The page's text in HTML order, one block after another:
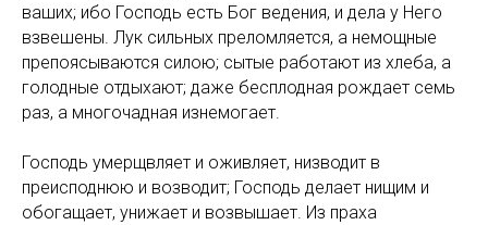
ваших; ибо Господь есть Бог ведения, и дела у Него
взвешены. Лук сильных преломляется, а немощные
препоясываются силою; сытые работают из хлеба, а
голодные отдыхают; даже бесплодная рождает семь
раз, а многочадная изнемогает.
Господь умерщвляет и оживляет, низводит в
преисподнюю и возводит; Господь делает нищим и
обогащает, унижает и возвышает. Из праха